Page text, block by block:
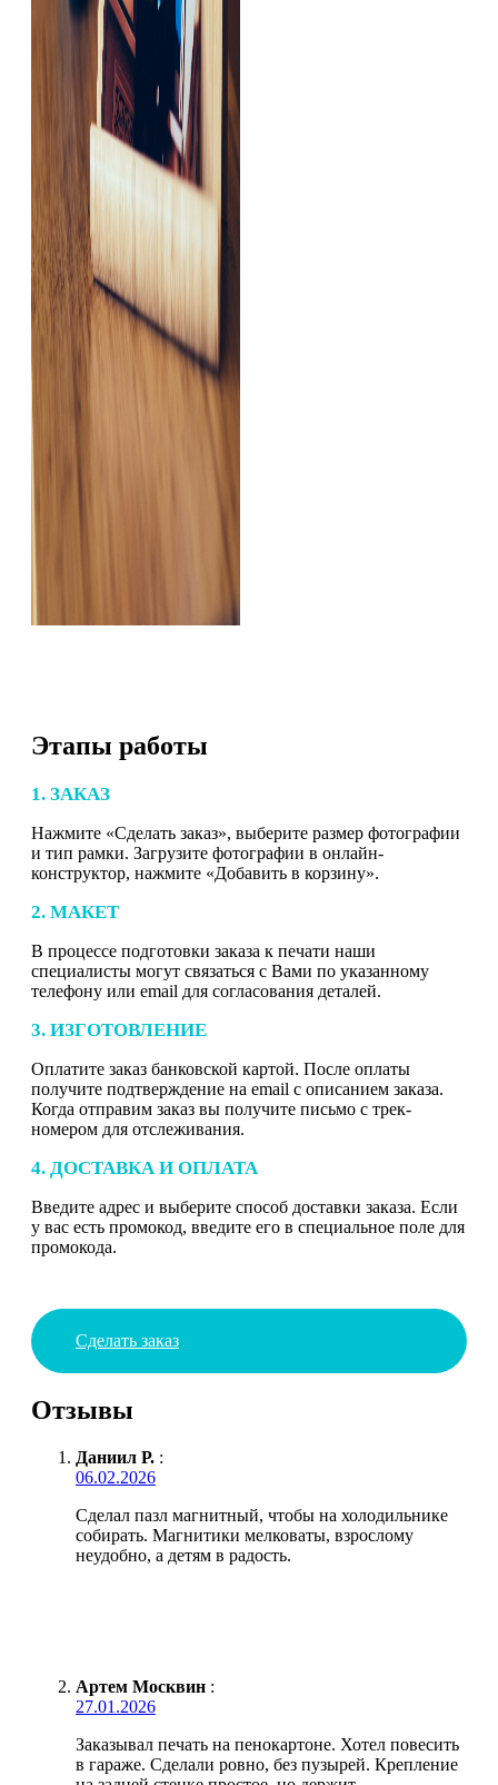
Этапы работы
1. ЗАКАЗ
Нажмите «Сделать заказ», выберите размер фотографии
и тип рамки. Загрузите фотографии в онлайн-
конструктор, нажмите «Добавить в корзину».
2. МАКЕТ
В процессе подготовки заказа к печати наши
специалисты могут связаться с Вами по указанному
телефону или email для согласования деталей.
3. ИЗГОТОВЛЕНИЕ
Оплатите заказ банковской картой. После оплаты
получите подтверждение на email с описанием заказа.
Когда отправим заказ вы получите письмо с трек-
номером для отслеживания.
4. ДОСТАВКА И ОПЛАТА
Введите адрес и выберите способ доставки заказа. Если
у вас есть промокод, введите его в специальное поле для
промокода.
Сделать заказ
Отзывы
Даниил Р. :
06.02.2026
Сделал пазл магнитный, чтобы на холодильнике
собирать. Магнитики мелковаты, взрослому
неудобно, а детям в радость.
Артем Москвин :
27.01.2026
Заказывал печать на пенокартоне. Хотел повесить
в гараже. Сделали ровно, без пузырей. Крепление